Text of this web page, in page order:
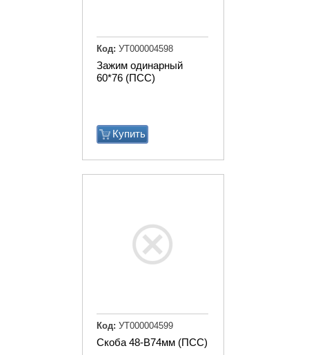
Зажим одинарный
60*76 (ПСС)
Купить
Код: УТ000004598
Скоба 48-В74мм (ПСС)
Код: УТ000004599